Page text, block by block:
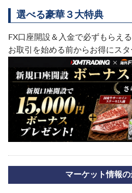
選べる豪華３大特典
FX口座開設＆入金で必ずもらえる
お取引を始める前からお得にスタ
マーケット情報